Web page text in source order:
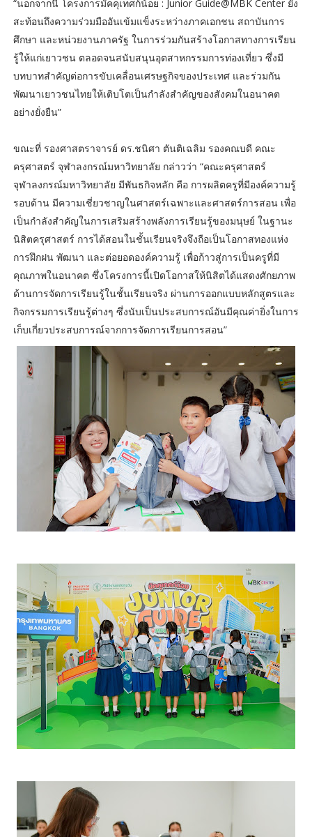
“นอกจากนี้ โครงการมัคคุเทศก์น้อย : Junior Guide@MBK Center ยัง
สะท้อนถึงความร่วมมืออันเข้มแข็งระหว่างภาคเอกชน สถาบันการ
ศึกษา และหน่วยงานภาครัฐ ในการร่วมกันสร้างโอกาสทางการเรียน
รู้ให้แก่เยาวชน ตลอดจนสนับสนุนอุตสาหกรรมการท่องเที่ยว ซึ่งมี
บทบาทสำคัญต่อการขับเคลื่อนเศรษฐกิจของประเทศ และร่วมกัน
พัฒนาเยาวชนไทยให้เติบโตเป็นกำลังสำคัญของสังคมในอนาคต
อย่างยั่งยืน”
ขณะที่ รองศาสตราจารย์ ดร.ชนิศา ตันติเฉลิม รองคณบดี คณะ
ครุศาสตร์ จุฬาลงกรณ์มหาวิทยาลัย กล่าวว่า “คณะครุศาสตร์
จุฬาลงกรณ์มหาวิทยาลัย มีพันธกิจหลัก คือ การผลิตครูที่มีองค์ความรู้
รอบด้าน มีความเชี่ยวชาญในศาสตร์เฉพาะและศาสตร์การสอน เพื่อ
เป็นกำลังสำคัญในการเสริมสร้างพลังการเรียนรู้ของมนุษย์ ในฐานะ
นิสิตครุศาสตร์ การได้สอนในชั้นเรียนจริงจึงถือเป็นโอกาสทองแห่ง
การฝึกฝน พัฒนา และต่อยอดองค์ความรู้ เพื่อก้าวสู่การเป็นครูที่มี
คุณภาพในอนาคต ซึ่งโครงการนี้เปิดโอกาสให้นิสิตได้แสดงศักยภาพ
ด้านการจัดการเรียนรู้ในชั้นเรียนจริง ผ่านการออกแบบหลักสูตรและ
กิจกรรมการเรียนรู้ต่างๆ ซึ่งนับเป็นประสบการณ์อันมีคุณค่ายิ่งในการ
เก็บเกี่ยวประสบการณ์จากการจัดการเรียนการสอน”